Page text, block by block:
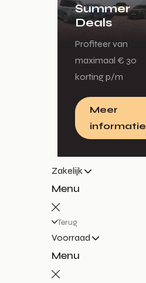
Summer
Deals
Profiteer van
maximaal € 30
korting p/m
Meer
informatie
Zakelijk
Menu
Terug
Voorraad
Menu